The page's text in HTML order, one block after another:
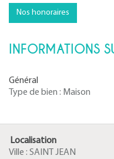
Nos honoraires
INFORMATIONS
Général
Type de bien : Maison
Localisation
Ville : SAINT JEAN